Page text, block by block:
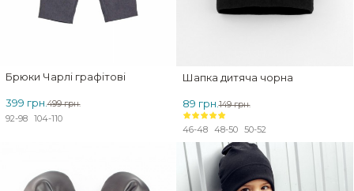
Брюки Чарлі графітові
499 грн.
399 грн.
92-98 104-110
Шапка дитяча чорна
149 грн.
89 грн.
46-48 48-50 50-52